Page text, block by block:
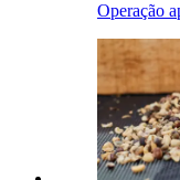
Operação